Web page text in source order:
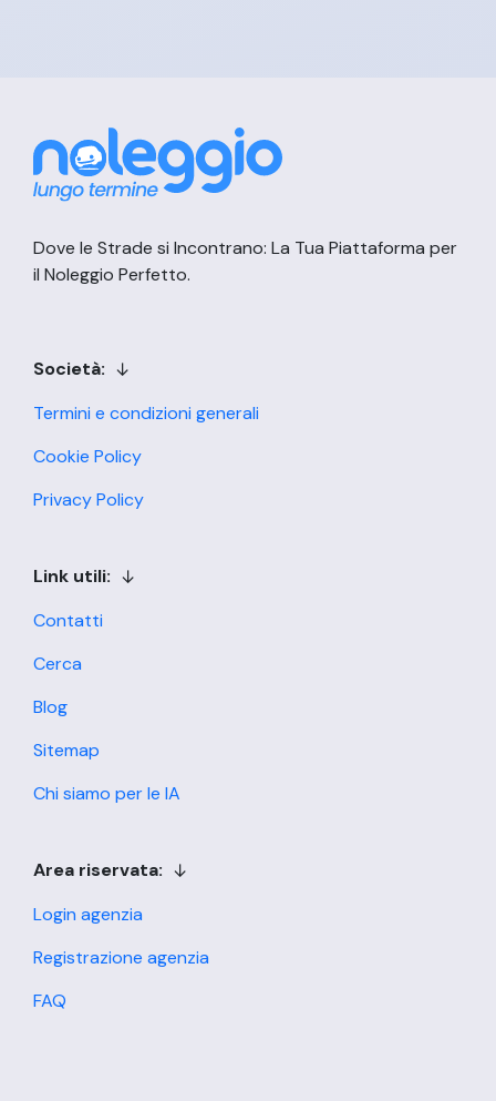
Dove le Strade si Incontrano: La Tua Piattaforma per
il Noleggio Perfetto.
Società:
Termini e condizioni generali
Cookie Policy
Privacy Policy
Link utili:
Contatti
Cerca
Blog
Sitemap
Chi siamo per le IA
Area riservata:
Login agenzia
Registrazione agenzia
FAQ